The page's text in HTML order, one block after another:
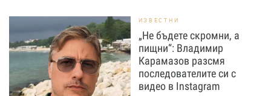
ИЗВЕСТНИ
„Не бъдете скромни, а
пищни“: Владимир
Карамазов разсмя
последователите си с
видео в Instagram